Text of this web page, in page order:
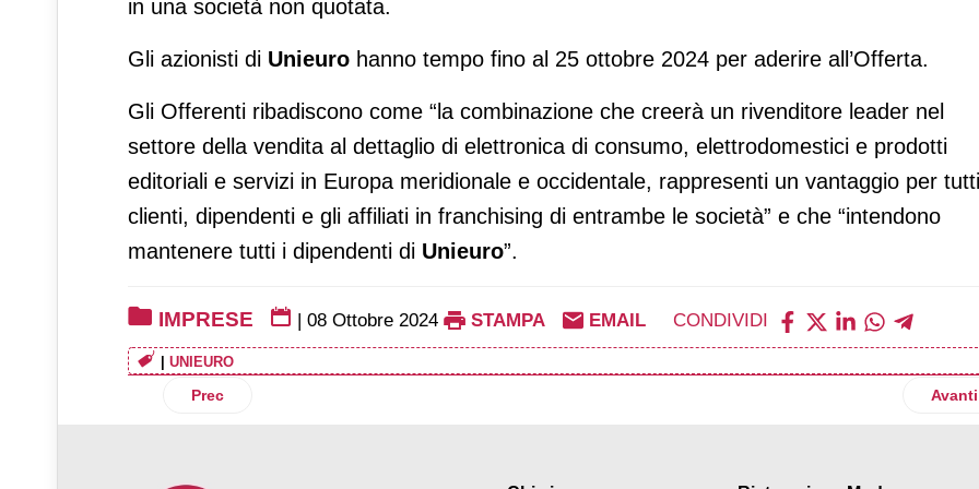
in una società non quotata.
Gli azionisti di Unieuro hanno tempo fino al 25 ottobre 2024 per aderire all’Offerta.
Gli Offerenti ribadiscono come “la combinazione che creerà un rivenditore leader nel
settore della vendita al dettaglio di elettronica di consumo, elettrodomestici e prodotti
editoriali e servizi in Europa meridionale e occidentale, rappresenti un vantaggio per
clienti, dipendenti e gli affiliati in franchising di entrambe le società” e che “intendono
mantenere tutti i dipendenti di Unieuro”.
IMPRESE | 08 Ottobre 2024 STAMPA EMAIL CONDIVIDI
UNIEURO
Articolo precedente: Circana e TradeLab lanciano Top Trade OnTheMap, planning vendite e gestione
Prec Avanti